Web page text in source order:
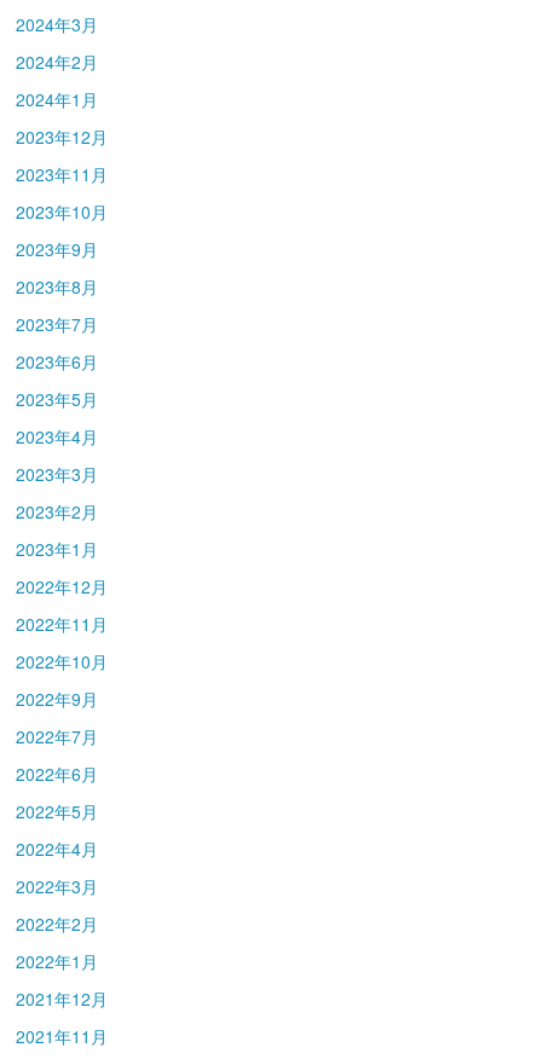
2024年3月
2024年2月
2024年1月
2023年12月
2023年11月
2023年10月
2023年9月
2023年8月
2023年7月
2023年6月
2023年5月
2023年4月
2023年3月
2023年2月
2023年1月
2022年12月
2022年11月
2022年10月
2022年9月
2022年7月
2022年6月
2022年5月
2022年4月
2022年3月
2022年2月
2022年1月
2021年12月
2021年11月